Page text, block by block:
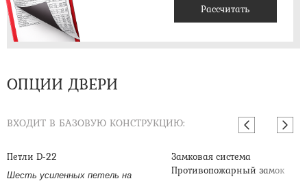
Рассчитать
ОПЦИИ ДВЕРИ
ВХОДИТ В БАЗОВУЮ КОНСТРУКЦИЮ:
Петли D-22
Шесть усиленных петель на
Замковая система
Противопожарный замок